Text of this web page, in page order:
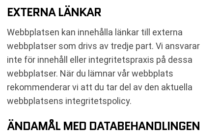
EXTERNA LÄNKAR
Webbplatsen kan innehålla länkar till externa
webbplatser som drivs av tredje part. Vi ansvarar
inte för innehåll eller integritetspraxis på dessa
webbplatser. När du lämnar vår webbplats
rekommenderar vi att du tar del av den aktuella
webbplatsens integritetspolicy.
ÄNDAMÅL MED DATABEHANDLINGEN